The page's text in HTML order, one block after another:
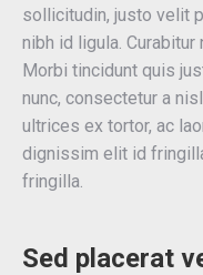
sollicitudin, justo velit
nibh id ligula.
Morbi tincidunt quis
nunc, consectetur a
ultrices ex tortor, ac
dignissim elit id
fringilla.
Sed placerat